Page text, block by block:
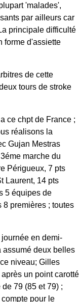
'malades',
par ailleurs car
principale difficulté
forme d'assiette
de cette
tours de stroke
ce chpt de France ;
réalisons la
Gujan Mestras
marche du
Périgueux, 7 pts
Laurent, 14 pts
5 équipes de
8 premières ; toutes
en demi-
assumé deux belles
niveau; Gilles
un point carotté
79 (85 et 79) ;
pour le